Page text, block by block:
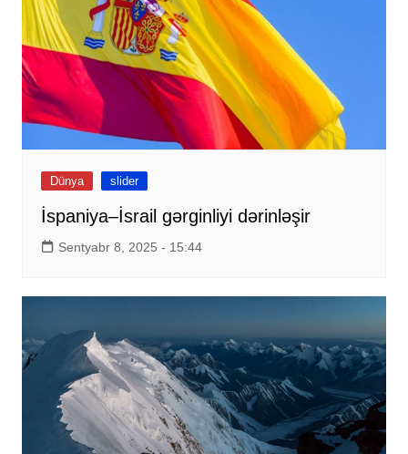
Dünya slider
İspaniya–İsrail gərginliyi dərinləşir
Sentyabr 8, 2025 - 15:44